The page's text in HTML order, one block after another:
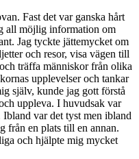
Fast det var ganska hårt
all möjlig information om
Jag tyckte jättemycket om
och resor, visa vägen till
träffa människor från olika
upplevelser och tankar
själv, kunde jag gott förstå
uppleva. I huvudsak var
var det tyst men ibland
från en plats till en annan.
och hjälpte mig mycket